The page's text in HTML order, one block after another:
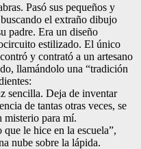
Pasó sus pequeños y
el extraño dibujo
padre. Era un diseño
estilizado. El único
y contrató a un artesano
llamándolo una “tradición
sencilla. Deja de inventar
de tantas otras veces, se
misterio para mí.
le hice en la escuela”,
nube sobre la lápida.